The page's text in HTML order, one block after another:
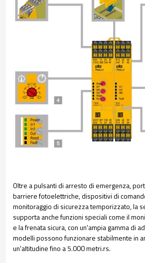
Oltre a pulsanti di arresto di emergenza,
barriere fotoelettriche, dispositivi di
monitoraggio di sicurezza temporizzato, la
supporta anche funzioni speciali come il
e la frenata sicura, con un'ampia gamma di
modelli possono funzionare stabilmente in
un'altitudine fino a 5.000 metri.rs.